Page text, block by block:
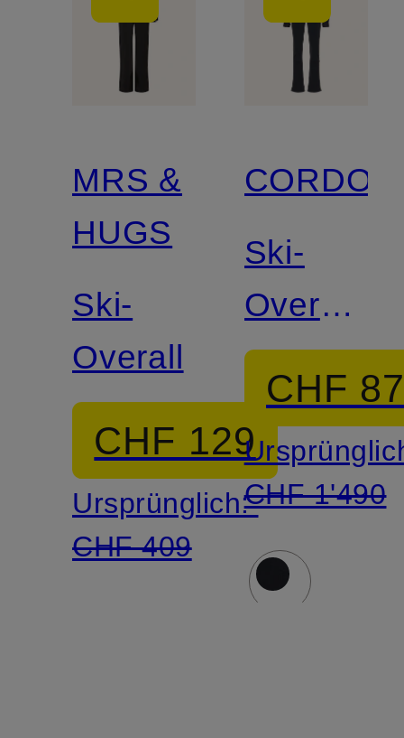
MRS &
HUGS
Ski-
Overall
CHF 129
Ursprünglich:
CHF 409
Ski-
Overall
CHF
CHF 1'490